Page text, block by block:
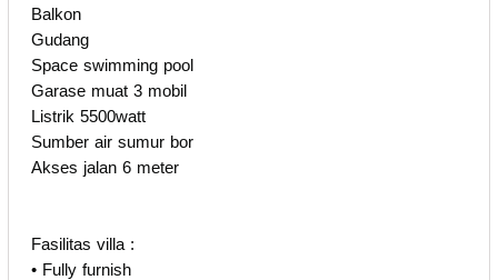
Balkon
Gudang
Space swimming pool
Garase muat 3 mobil
Listrik 5500watt
Sumber air sumur bor
Akses jalan 6 meter
Fasilitas villa :
• Fully furnish